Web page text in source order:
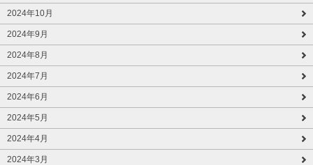
2024年10月
2024年9月
2024年8月
2024年7月
2024年6月
2024年5月
2024年4月
2024年3月